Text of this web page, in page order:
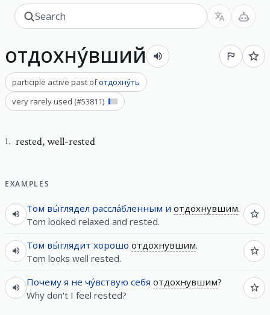
отдохну́вший
participle active past ofотдохну́ть
very rarely used (#53811)
1. rested,well-rested
EXAMPLES
Том вы́глядел рассла́бленным и отдохнувшим.
Tom looked relaxed and rested.
Том вы́глядит хорошо отдохнувшим.
Tom looks well rested.
Почему я не чу́вствую себя отдохнувшим?
Why don't I feel rested?